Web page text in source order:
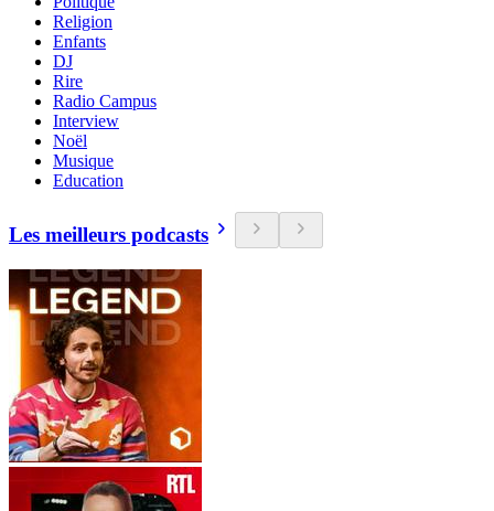
Religion
Enfants
DJ
Rire
Radio Campus
Interview
Noël
Musique
Education
Les meilleurs podcasts